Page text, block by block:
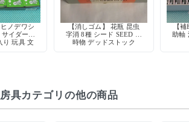
ヒノデワシ
イダーの
り 玩具 文
【消しゴム】 花瓶 昆虫
字消 8種 シード SEED 当
時物 デッドストック
【
助軸
具カテゴリの他の商品